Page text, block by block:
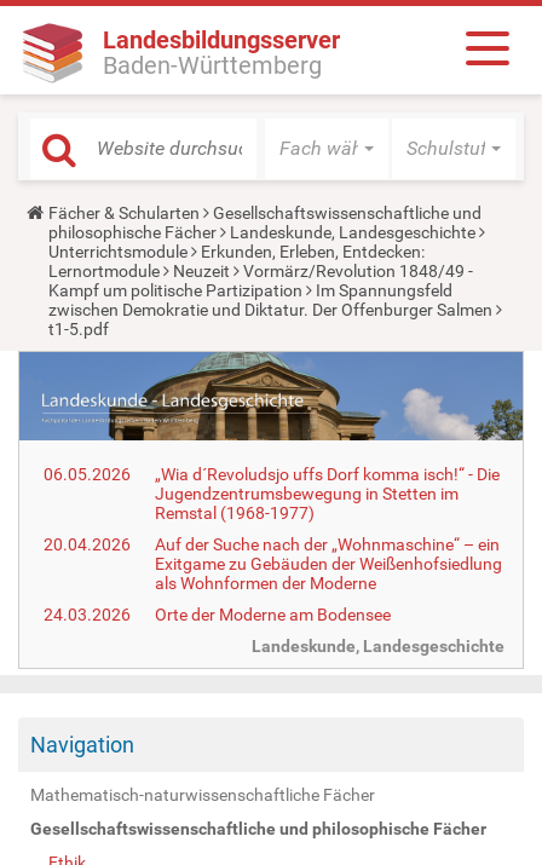
Landesbildungsserver
Baden-Württemberg
Fach wählen Schulstufe
Y
o
u
a
r
e
h
e
:
Fächer & Schularten
Gesellschaftswissenschaftliche und
philosophische Fächer
Landeskunde, Landesgeschichte
Unterrichtsmodule
Erkunden, Erleben, Entdecken:
Lernortmodule
Neuzeit
Vormärz/Revolution 1848/49 -
Kampf um politische Partizipation
Im Spannungsfeld
zwischen Demokratie und Diktatur. Der Offenburger Salmen
t1-5.pdf
06.05.2026
„Wia d´Revoludsjo uffs Dorf komma isch!“ - Die
Jugendzentrumsbewegung in Stetten im
Remstal (1968-1977)
20.04.2026
Auf der Suche nach der „Wohnmaschine“ – ein
Exitgame zu Gebäuden der Weißenhofsiedlung
als Wohnformen der Moderne
24.03.2026
Orte der Moderne am Bodensee
Landeskunde, Landesgeschichte
Navigation
Mathematisch-naturwissenschaftliche Fächer
Gesellschaftswissenschaftliche und philosophische Fächer